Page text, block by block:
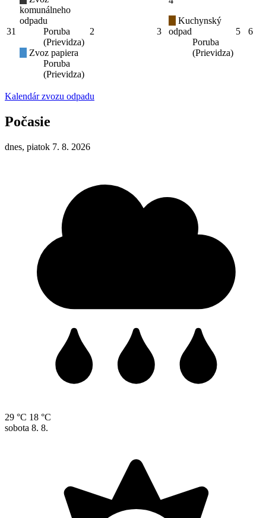
31
komunálneho
odpadu
Poruba
(Prievidza)
Zvoz papiera
Poruba
(Prievidza)
2 3
Kuchynský
odpad
Poruba
(Prievidza)
5 6
Kalendár zvozu odpadu
Počasie
dnes, piatok 7. 8. 2026
29 °C 18 °C
sobota 8. 8.